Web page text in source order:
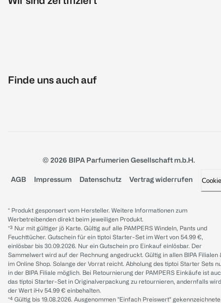
Finde uns auch auf
© 2026 BIPA Parfumerien Gesellschaft m.b.H.
AGB Impressum Datenschutz Vertrag widerrufen
* Produkt gesponsert vom Hersteller. Weitere Informationen zum
Werbetreibenden direkt beim jeweiligen Produkt.
*³ Nur mit gültiger jö Karte. Gültig auf alle PAMPERS Windeln, Pants und
Feuchttücher. Gutschein für ein tiptoi Starter-Set im Wert von 54.99 €,
einlösbar bis 30.09.2026. Nur ein Gutschein pro Einkauf einlösbar. Der
Sammelwert wird auf der Rechnung angedruckt. Gültig in allen BIPA Filialen
im Online Shop. Solange der Vorrat reicht. Abholung des tiptoi Starter Sets
in der BIPA Filiale möglich. Bei Retournierung der PAMPERS Einkäufe ist
das tiptoi Starter-Set in Originalverpackung zu retournieren, andernfalls wird
der Wert iHv 54.99 € einbehalten.
*⁴ Gültig bis 19.08.2026. Ausgenommen "Einfach Preiswert" gekennzeichnete